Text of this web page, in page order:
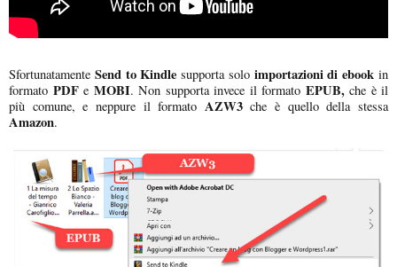
Sfortunatamente Send to Kindle supporta solo importazioni di ebook in
formato PDFe MOBI. Non supporta invece il formato EPUB,che è il
più comune, e neppure il formato AZW3che è quello della stessa
Amazon.